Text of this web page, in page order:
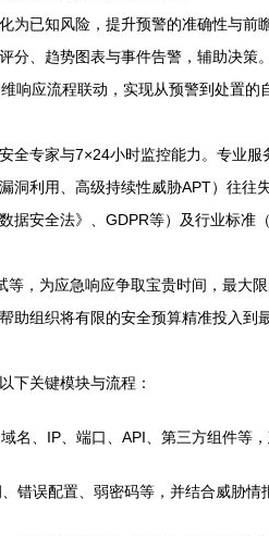
为已知风险，提升预警的准确性与前瞻
分、趋势图表与事件告警，辅助决策。
响应流程联动，实现从预警到处置的
全专家与7×24小时监控能力。专业服
洞利用、高级持续性威胁APT）往
据安全法》、GDPR等）及行业标
等，为应急响应争取宝贵时间，最大
助组织将有限的安全预算精准投入到
下关键模块与流程：
名、IP、端口、API、第三方组件等
错误配置、弱密码等，并结合威胁情